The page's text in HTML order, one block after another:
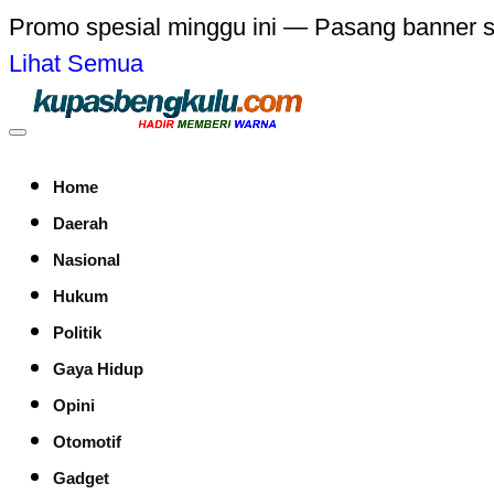
Promo spesial minggu ini — Pasang banner
Lihat Semua
Home
Daerah
Nasional
Hukum
Politik
Gaya Hidup
Opini
Otomotif
Gadget